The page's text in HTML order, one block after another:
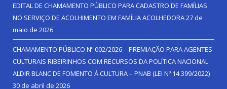
EDITAL DE CHAMAMENTO PÚBLICO PARA CADASTRO DE FAMÍLIAS
NO SERVIÇO DE ACOLHIMENTO EM FAMÍLIA ACOLHEDORA27 de
maio de 2026
CHAMAMENTO PÚBLICO Nº 002/2026 – PREMIAÇÃO PARA AGENTES
CULTURAIS RIBEIRINHOS COM RECURSOS DA POLÍTICA NACIONAL
ALDIR BLANC DE FOMENTO Á CULTURA – PNAB (LEI Nº 14.399/2022)
30 de abril de 2026